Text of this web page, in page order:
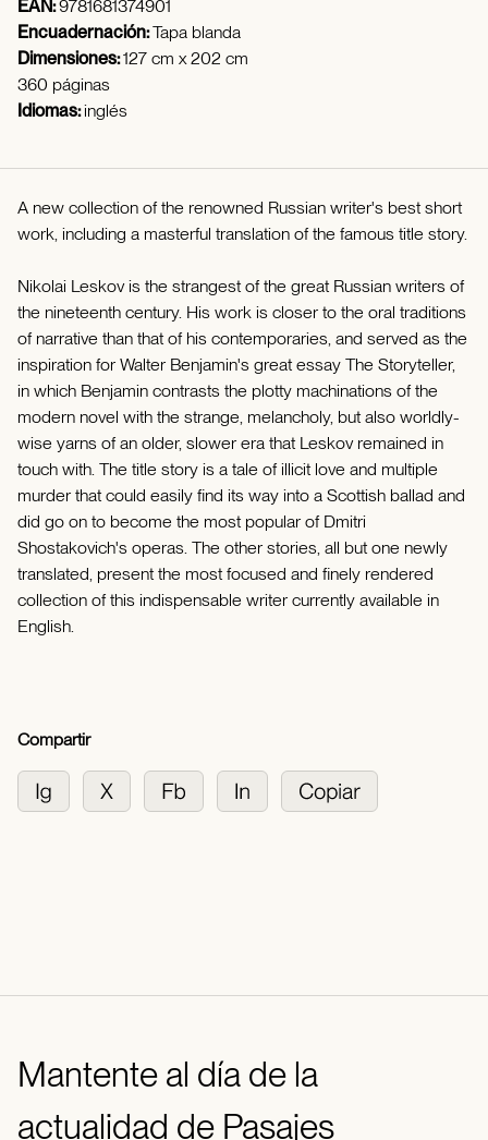
EAN:9781681374901
Encuadernación:Tapa blanda
Dimensiones:127 cm x 202 cm
360 páginas
Idiomas:inglés
A new collection of the renowned Russian writer's best short
work, including a masterful translation of the famous title story.
Nikolai Leskov is the strangest of the great Russian writers of
the nineteenth century. His work is closer to the oral traditions
of narrative than that of his contemporaries, and served as the
inspiration for Walter Benjamin's great essay The Storyteller,
in which Benjamin contrasts the plotty machinations of the
modern novel with the strange, melancholy, but also worldly-
wise yarns of an older, slower era that Leskov remained in
touch with. The title story is a tale of illicit love and multiple
murder that could easily find its way into a Scottish ballad and
did go on to become the most popular of Dmitri
Shostakovich's operas. The other stories, all but one newly
translated, present the most focused and finely rendered
collection of this indispensable writer currently available in
English.
Compartir
Mantente al día de la
actualidad de Pasajes